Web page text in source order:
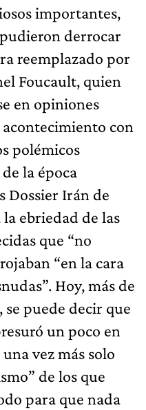
importantes,
derrocar
reemplazado por
Foucault, quien
en opiniones
con
polémicos
la época
Dossier Irán de
ebriedad de las
que “no
“en la cara
Hoy, más de
se puede decir que
un poco en
vez más solo
de los que
para que nada